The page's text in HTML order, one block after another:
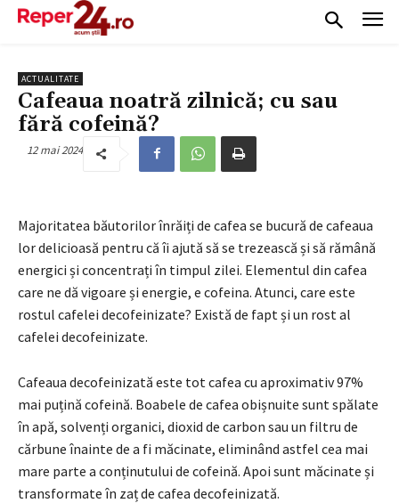
ACTUALITATE
Cafeaua noatră zilnică; cu sau
fără cofeină?
12 mai 2024
Majoritatea băutorilor înrăiți de cafea se bucură de cafeaua
lor delicioasă pentru că îi ajută să se trezească și să rămână
energici și concentrați în timpul zilei. Elementul din cafea
care ne dă vigoare și energie, e cofeina. Atunci, care este
rostul cafelei decofeinizate? Există de fapt și un rost al
cafelei decofeinizate.
Cafeaua decofeinizată este tot cafea cu aproximativ 97%
mai puțină cofeină. Boabele de cafea obișnuite sunt spălate
în apă, solvenți organici, dioxid de carbon sau un filtru de
cărbune înainte de a fi măcinate, eliminând astfel cea mai
mare parte a conținutului de cofeină. Apoi sunt măcinate și
transformate în zaț de cafea decofeinizată.